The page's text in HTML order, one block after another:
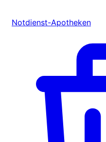
Notdienst-Apotheken